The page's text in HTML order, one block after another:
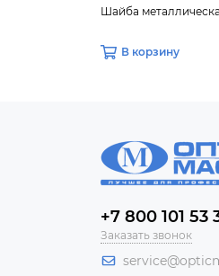
Шайба
В корзину
+7 800 101 53
Заказать звонок